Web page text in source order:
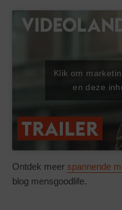
Klik om
en deze
Ontdek meer spannende
blog mensgoodlife.